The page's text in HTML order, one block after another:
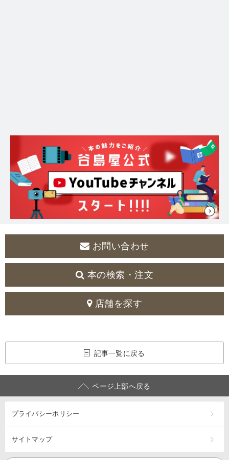
お問い合わせ
本の検索・注文
店舗を探す
記事一覧に戻る
ページ上部へ戻る
プライバシーポリシー
サイトマップ